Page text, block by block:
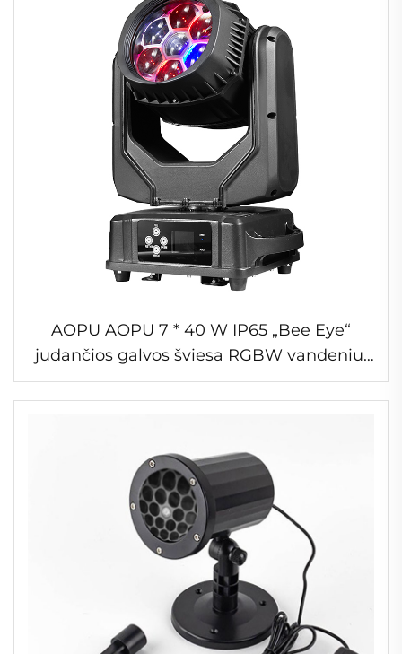
AOPU AOPU 7 * 40 W IP65 „Bee Eye“
judančios galvos šviesa RGBW vandeniui
atspari judanti galva scenos šviesa